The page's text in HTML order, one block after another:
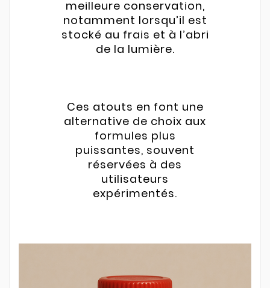
meilleure conservation,
notamment lorsqu’il est
stocké au frais et à l’abri
de la lumière.
Ces atouts en font une
alternative de choix aux
formules plus
puissantes, souvent
réservées à des
utilisateurs
expérimentés.